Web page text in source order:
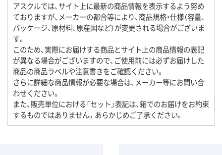
アスクルでは、サイト上に最新の商品情報を表示するよう努め
ておりますが、メーカーの都合等により、商品規格・仕様（容量、
パッケージ、原材料、原産国など）が変更される場合がございま
す。
このため、実際にお届けする商品とサイト上の商品情報の表記
が異なる場合がございますので、ご使用前には必ずお届けした
商品の商品ラベルや注意書きをご確認ください。
さらに詳細な商品情報が必要な場合は、メーカー等にお問い合
わせください。
また、販売単位における「セット」表記は、箱でのお届けをお約束
するものではありません。あらかじめご了承ください。